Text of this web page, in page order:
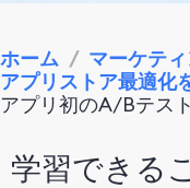
ホーム / マーケテ
アプリストア最適化
アプリ初のA/Bテス
学習できる